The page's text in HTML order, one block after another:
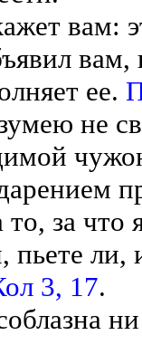
вам:
ее.
не
то, за что
пьете ли,
3, 17.